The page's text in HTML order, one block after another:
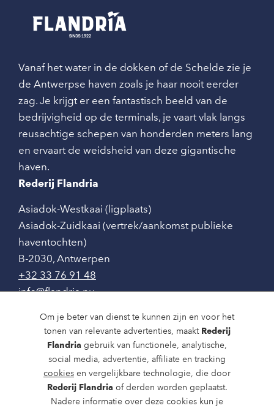
Om je beter van dienst te kunnen zijn en voor het
tonen van relevante advertenties, maakt Rederij
Flandria gebruik van functionele, analytische,
social media, advertentie, affiliate en tracking
cookies en vergelijkbare technologie, die door
Rederij Flandria of derden worden geplaatst.
Nadere informatie over deze cookies kun je
Vanaf het water in de dokken of de Schelde zie je
de Antwerpse haven zoals je haar nooit eerder
zag. Je krijgt er een fantastisch beeld van de
bedrijvigheid op de terminals, je vaart vlak langs
reusachtige schepen van honderden meters lang
en ervaart de weidsheid van deze gigantische
haven.
Rederij Flandria
Asiadok-Westkaai (ligplaats)
Asiadok-Zuidkaai (vertrek/aankomst publieke
haventochten)
B-2030, Antwerpen
+32 33 76 91 48
info@flandria.nu
Contact
Vaaragenda
Rondvaarten en dagtochten
Nieuws